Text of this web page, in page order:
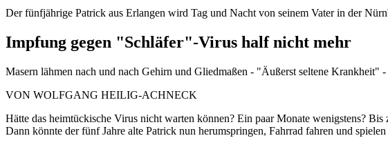
Der fünfjährige Patrick aus Erlangen wird Tag und Nacht von seinem Vater in der
Impfung gegen "Schläfer"-Virus half nicht mehr
Masern lähmen nach und nach Gehirn und Gliedmaßen - "Äußerst seltene Krankheit"
VON WOLFGANG HEILIG-ACHNECK
Hätte das heimtückische Virus nicht warten können? Ein paar Monate wenigstens?
Dann könnte der fünf Jahre alte Patrick nun herumspringen, Fahrrad fahren und